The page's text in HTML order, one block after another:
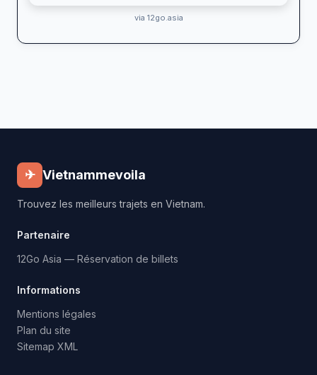
via 12go.asia
✈ Vietnammevoila
Trouvez les meilleurs trajets en Vietnam.
Partenaire
12Go Asia — Réservation de billets
Informations
Mentions légales
Plan du site
Sitemap XML